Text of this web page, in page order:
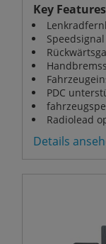
Key Features
Speedsignal
PDC
Radiolead
Details